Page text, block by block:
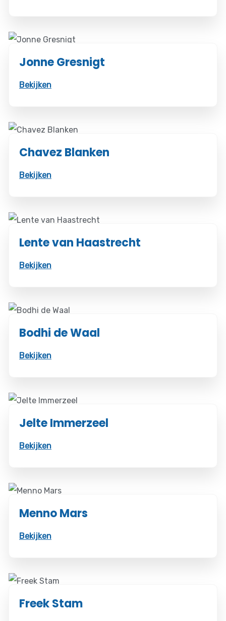
Jonne Gresnigt
Bekijken
Chavez Blanken
Bekijken
Lente van Haastrecht
Bekijken
Bodhi de Waal
Bekijken
Jelte Immerzeel
Bekijken
Menno Mars
Bekijken
Freek Stam